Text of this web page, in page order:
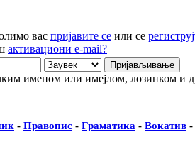
вас пријавите се или се
активациони e-mail?
именом или имејлом, лозинком и
- Правопис - Граматика - Вокатив -